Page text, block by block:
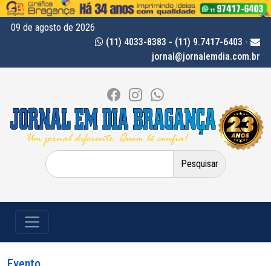
09 de agosto de 2026
(11) 4033-8383 - (11) 9.7417-6403 -
jornal@jornalemdia.com.br
Pesquisar
por: